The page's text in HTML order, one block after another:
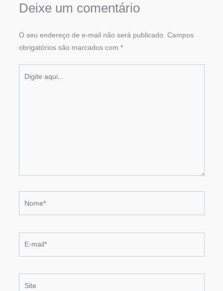
Deixe um comentário
O seu endereço de e-mail não será publicado. Campos
obrigatórios são marcados com *
aqui...